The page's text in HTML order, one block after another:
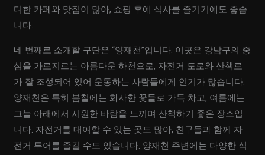
디한 카페와 맛집이 많아, 쇼핑 후에 식사를 즐기기에도 좋습
니다.
네 번째로 소개할 구단은 “양재천”입니다. 이곳은 강남구의 중
심을 가로지르는 아름다운 하천으로, 자전거 도로와 산책로
가 잘 조성되어 있어 운동하는 사람들에게 인기가 많습니다.
양재천은 특히 봄철에는 화사한 꽃들로 가득 차고, 여름에는
그늘 아래에서 시원한 바람을 느끼며 산책하기 좋은 장소입
니다. 자전거를 대여할 수 있는 곳도 많아, 친구들과 함께 자
전거 투어를 즐길 수도 있습니다. 양재천 주변에는 다양한 식